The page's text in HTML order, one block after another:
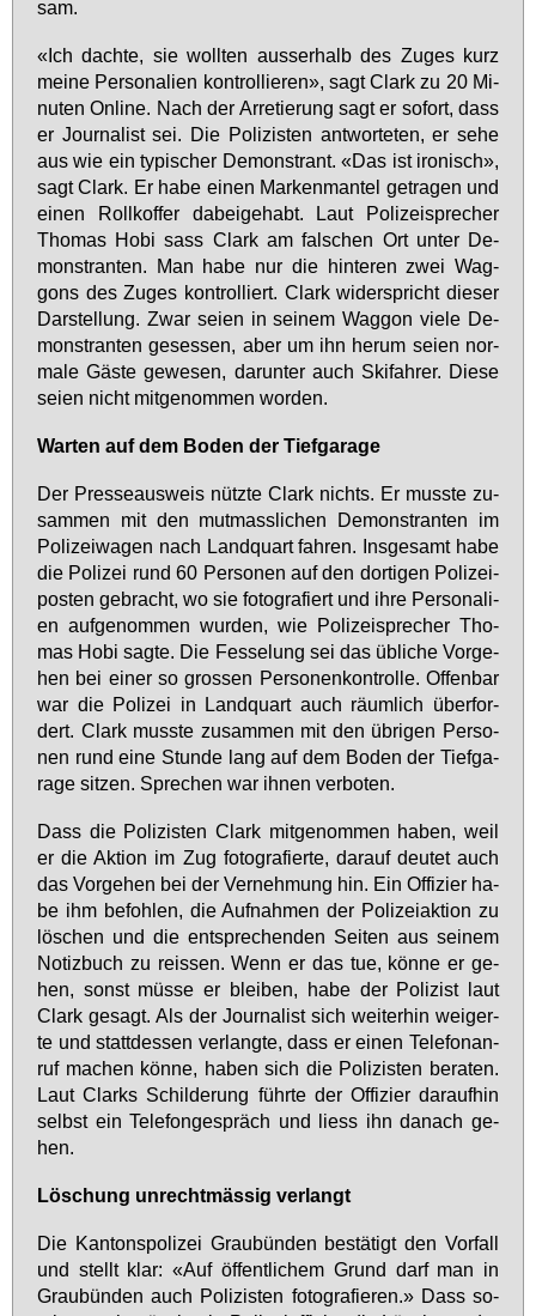
sam.
«Ich dach­te, sie woll­ten aus­ser­halb des Zu­ges kurz
mei­ne Per­so­na­li­en kon­trol­lie­ren», sagt Clark zu 20 Mi­
nu­ten On­line. Nach der Ar­re­tie­rung sagt er so­fort, dass
er Jour­na­list sei. Die Po­li­zis­ten ant­wor­te­ten, er se­he
aus wie ein ty­pi­scher De­mons­trant. «Das ist iro­nisch»,
sagt Clark. Er ha­be ei­nen Mar­ken­man­tel ge­tra­gen und
ei­nen Roll­kof­fer da­bei­ge­habt. Laut Po­li­zei­spre­cher
Tho­mas Ho­bi sass Clark am fal­schen Ort un­ter De­
mons­tran­ten. Man ha­be nur die hin­te­ren zwei Wag­
gons des Zu­ges kon­trol­liert. Clark wi­der­spricht die­ser
Dar­stel­lung. Zwar sei­en in sei­nem Wag­gon vie­le De­
mons­tran­ten ge­ses­sen, aber um ihn her­um sei­en nor­
ma­le Gäs­te ge­we­sen, dar­un­ter auch Ski­fah­rer. Die­se
sei­en nicht mit­ge­nom­men wor­den.
War­ten auf dem Bo­den der Tief­ga­ra­ge
Der Pres­se­aus­weis nütz­te Clark nichts. Er muss­te zu­
sam­men mit den mut­mass­li­chen De­mons­tran­ten im
Po­li­zei­wa­gen nach Land­quart fah­ren. Ins­ge­samt ha­be
die Po­li­zei rund 60 Per­so­nen auf den dor­ti­gen Po­li­zei­
pos­ten ge­bracht, wo sie fo­to­gra­fiert und ih­re Per­so­na­li­
en auf­ge­nom­men wur­den, wie Po­li­zei­spre­cher Tho­
mas Ho­bi sag­te. Die Fes­se­lung sei das üb­li­che Vor­ge­
hen bei ei­ner so gros­sen Per­so­nen­kon­trol­le. Of­fen­bar
war die Po­li­zei in Land­quart auch räum­lich über­for­
dert. Clark muss­te zu­sam­men mit den üb­ri­gen Per­so­
nen rund ei­ne Stun­de lang auf dem Bo­den der Tief­ga­
ra­ge sit­zen. Spre­chen war ih­nen ver­bo­ten.
Dass die Po­li­zis­ten Clark mit­ge­nom­men ha­ben, weil
er die Ak­ti­on im Zug fo­to­gra­fier­te, dar­auf deu­tet auch
das Vor­ge­hen bei der Ver­neh­mung hin. Ein Of­fi­zier ha­
be ihm be­foh­len, die Auf­nah­men der Po­li­zei­ak­ti­on zu
lö­schen und die ent­spre­chen­den Sei­ten aus sei­nem
No­tiz­buch zu reis­sen. Wenn er das tue, kön­ne er ge­
hen, sonst müs­se er blei­ben, ha­be der Po­li­zist laut
Clark ge­sagt. Als der Jour­na­list sich wei­ter­hin wei­ger­
te und statt­des­sen ver­lang­te, dass er ei­nen Te­le­fon­an­
ruf ma­chen kön­ne, ha­ben sich die Po­li­zis­ten be­ra­ten.
Laut Clarks Schil­de­rung führ­te der Of­fi­zier dar­auf­hin
selbst ein Te­le­fon­ge­spräch und liess ihn da­nach ge­
hen.
Lö­schung un­recht­mäs­sig ver­langt
Die Kan­tons­po­li­zei Grau­bün­den be­stä­tigt den Vor­fall
und stellt klar: «Auf öf­fent­li­chem Grund darf man in
Grau­bün­den auch Po­li­zis­ten fo­to­gra­fie­ren.» Dass so­